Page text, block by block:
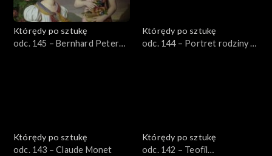
Którędy po sztukę
odc. 145 – Bernhard Peter
Którędy po sztukę
odc. 144 – Portret rodziny w
Którędy po sztukę
odc. 143 – Claude Monet
Którędy po sztukę
odc. 142 – Teofil